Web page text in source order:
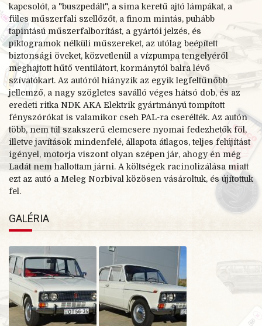
kapcsolót, a "buszpedált", a sima keretű ajtó lámpákat, a
füles műszerfali szellőzőt, a finom mintás, puhább
tapintású műszerfalborítást, a gyártói jelzés, és
piktogramok nélküli műszereket, az utólag beépített
biztonsági öveket, közvetlenül a vízpumpa tengelyéről
meghajtott hűtő ventilátort, kormánytól balra lévő
szívatókart. Az autóról hiányzik az egyik legfeltűnőbb
jellemző, a nagy szögletes saválló véges hátsó dob, és az
eredeti ritka NDK AKA Elektrik gyártmányú tompított
fényszórókat is valamikor cseh PAL-ra cserélték. Az autón
több, nem túl szakszerű elemcsere nyomai fedezhetők föl,
illetve javítások mindenfelé, állapota átlagos, teljes felújítást
igényel, motorja viszont olyan szépen jár, ahogy én még
Ladát nem hallottam járni. A költségek racinolizálása miatt
ezt az autó a Meleg Norbival közösen vásároltuk, és újítottuk
fel.
GALÉRIA